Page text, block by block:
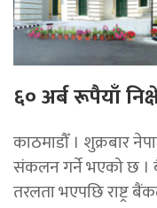
६० अर्ब रूपैयाँ
काठमाडौँ । शुक्रबार
संकलन गर्ने भएको छ ।
तरलता भएपछि राष्ट्र